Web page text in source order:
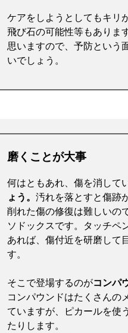
ケアをしようとしてもキリ
飛び石の可能性等もありま
思いますので、予防という
いでしょう。
磨くことが大事
何はともあれ、傷を消して
ょう。 汚れを落とすと傷跡
削れた傷の修復は難しいので
ソドックスです。タッチペ
あれば、傷付近を研磨して
す。
そこで登場するのがコンパ
コンパウンドはたくさんの
ていますが、ピカールを使
たりします。